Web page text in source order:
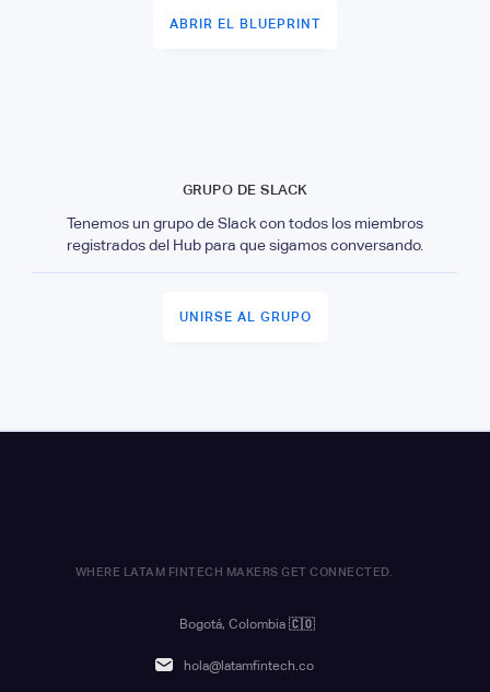
ABRIR EL BLUEPRINT
GRUPO DE SLACK
Tenemos un grupo de Slack con todos los miembros
registrados del Hub para que sigamos conversando.
UNIRSE AL GRUPO
WHERE LATAM FINTECH MAKERS GET CONNECTED.
Bogotá, Colombia 🇨🇴
hola@latamfintech.co